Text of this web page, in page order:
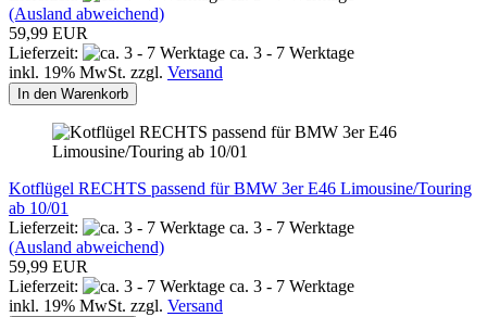
(Ausland abweichend)
59,99 EUR
Lieferzeit:
ca. 3 - 7 Werktage
inkl. 19% MwSt. zzgl. Versand
In den Warenkorb
Kotflügel RECHTS passend für BMW 3er E46 Limousine/Touring
ab 10/01
Lieferzeit:
ca. 3 - 7 Werktage
(Ausland abweichend)
59,99 EUR
Lieferzeit:
ca. 3 - 7 Werktage
inkl. 19% MwSt. zzgl. Versand